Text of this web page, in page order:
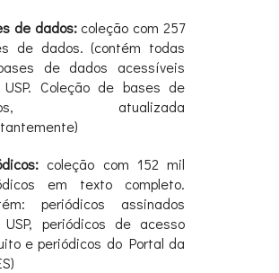
de dados:coleção com 257
de dados. (contém todas
de dados acessíveis
USP. Coleção de bases de
atualizada
coleção com 152 mil
em texto completo.
periódicos assinados
USP, periódicos de acesso
e periódicos do Portal da